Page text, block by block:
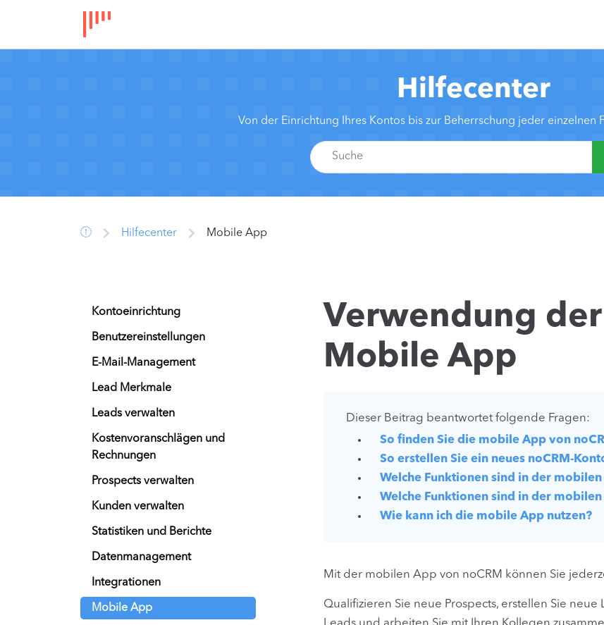
Hilfecenter
Von der Einrichtung Ihres Kontos bis zur Beherrschung jeder einzelnen
Hilfecenter Mobile App
Kontoeinrichtung
Benutzereinstellungen
E-Mail-Management
Lead Merkmale
Leads verwalten
Kostenvoranschlägen und
Rechnungen
Prospects verwalten
Kunden verwalten
Statistiken und Berichte
Datenmanagement
Integrationen
Mobile App
Verwendung der
Mobile App
Dieser Beitrag beantwortet folgende Fragen:
So finden Sie die mobile App von
So erstellen Sie ein neues noCRM-
Welche Funktionen sind in der
Welche Funktionen sind in der
Wie kann ich die mobile App nutzen?
Mit der mobilen App von noCRM können Sie
Qualifizieren Sie neue Prospects, erstellen Sie